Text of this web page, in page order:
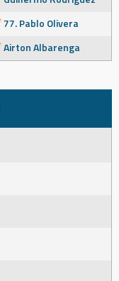
77. Pablo Olivera
Airton Albarenga